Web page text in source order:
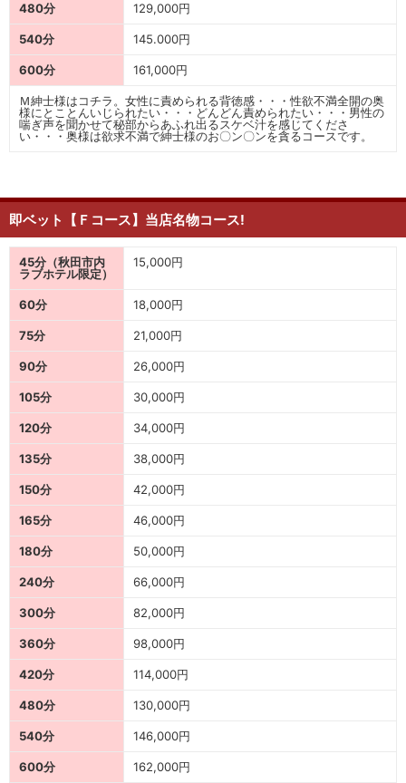
480分 129,000円
540分 145.000円
600分 161,000円
Ｍ紳士様はコチラ。女性に責められる背徳感・・・性欲不満全開の奥
様にとことんいじられたい・・・どんどん責められたい・・・男性の
喘ぎ声を聞かせて秘部からあふれ出るスケベ汁を感じてくださ
い・・・奥様は欲求不満で紳士様のお〇ン〇ンを貪るコースです。
即ベット【Ｆコース】当店名物コース!
45分（秋田市内
ラブホテル限定）
15,000円
60分 18,000円
75分 21,000円
90分 26,000円
105分 30,000円
120分 34,000円
135分 38,000円
150分 42,000円
165分 46,000円
180分 50,000円
240分 66,000円
300分 82,000円
360分 98,000円
420分 114,000円
480分 130,000円
540分 146,000円
600分 162,000円